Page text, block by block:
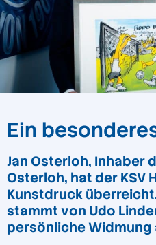
Ein
Jan Osterloh, Inhaber
Osterloh, hat der KSV
Kunstdruck
stammt von Udo
persönliche Widmung